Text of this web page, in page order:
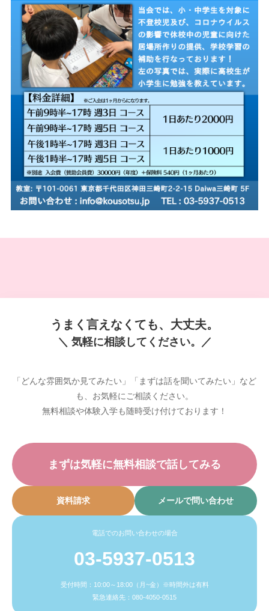
うまく言えなくても、大丈夫。
＼ 気軽に相談してください。／
「どんな雰囲気か見てみたい」「まずは話を聞いてみたい」など
も、お気軽にご相談ください。
無料相談や体験入学も随時受け付けております！
まずは気軽に無料相談で話してみる
資料請求 メールで問い合わせ
電話でのお問い合わせの場合
03-5937-0513
受付時間：10:00～18:00（月~金）※時間外は有料
緊急連絡先：080-4050-0515